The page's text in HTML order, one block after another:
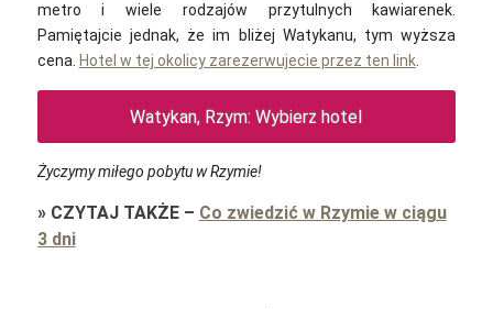
metro i wiele rodzajów przytulnych kawiarenek.
Pamiętajcie jednak, że im bliżej Watykanu, tym wyższa
cena. Hotel w tej okolicy zarezerwujecie przez ten link.
Watykan, Rzym: Wybierz hotel
Życzymy miłego pobytu w Rzymie!
» CZYTAJ TAKŻE– Co zwiedzić w Rzymie w ciągu
3 dni